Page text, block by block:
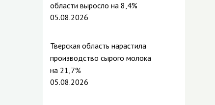
области выросло на 8,4%
05.08.2026
Тверская область нарастила
производство сырого молока
на 21,7%
05.08.2026